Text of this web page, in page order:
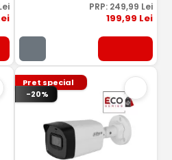
PRP: 249,99 Lei
199,99 Lei
Pret special
-20%